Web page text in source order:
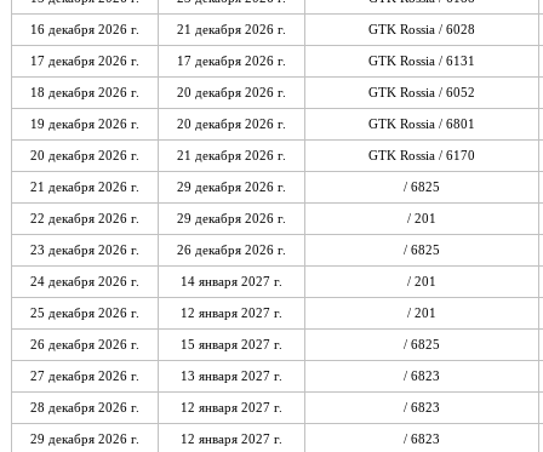
16 декабря 2026 г. 21 декабря 2026 г. GTK Rossia / 6028
17 декабря 2026 г. 17 декабря 2026 г. GTK Rossia / 6131
18 декабря 2026 г. 20 декабря 2026 г. GTK Rossia / 6052
19 декабря 2026 г. 20 декабря 2026 г. GTK Rossia / 6801
20 декабря 2026 г. 21 декабря 2026 г. GTK Rossia / 6170
21 декабря 2026 г. 29 декабря 2026 г. / 6825
22 декабря 2026 г. 29 декабря 2026 г. / 201
23 декабря 2026 г. 26 декабря 2026 г. / 6825
24 декабря 2026 г. 14 января 2027 г. / 201
25 декабря 2026 г. 12 января 2027 г. / 201
26 декабря 2026 г. 15 января 2027 г. / 6825
27 декабря 2026 г. 13 января 2027 г. / 6823
28 декабря 2026 г. 12 января 2027 г. / 6823
29 декабря 2026 г. 12 января 2027 г. / 6823